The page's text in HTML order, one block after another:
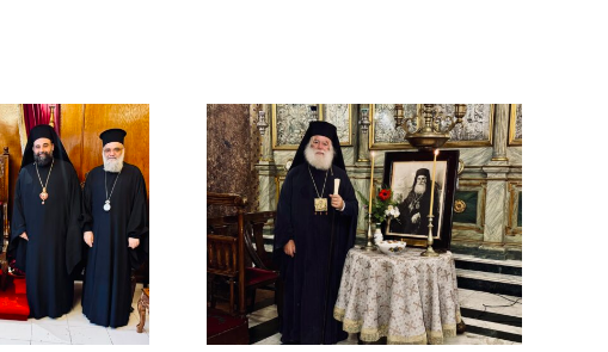
ΜΝΗΜΟΣΥΝΟ
ΑΟΙΔΙΜΟΥ
Β΄ (
)